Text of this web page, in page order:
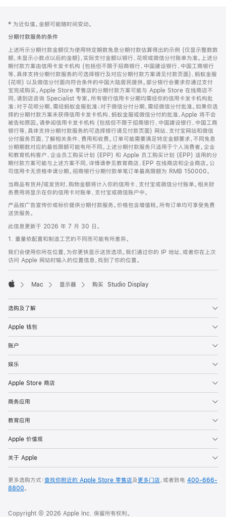
页
页
脚
注
‡ 为近似值。金额可能随时间变动。
分期付款服务的条件
上述所示分期付款金额仅为使用特定期数免息分期付款估算得出的示例 (仅显示整数数
额，未显示小数点以后的金额)，实际支付金额以银行、花呗或微信分付账单为准。上述分
期付款方案由信用卡发卡机构 (包括但不限于招商银行、中国建设银行、中国工商银行
等，具体支持分期付款服务的可选择银行及对应分期付款方案请见付款页面)、蚂蚁金服
(花呗) 以及微信分付面向符合条件的中国大陆居民提供。部分银行会要求你通过支付
宝完成购买。Apple Store 零售店的分期付款方案可能与 Apple Store 在线商店不
同，请到店咨询 Specialist 专家。所有银行信用卡分期均需经你的信用卡发卡机构批
准；对于花呗分期，需经蚂蚁金服批准；对于微信分付分期，需经微信分付批准。如果你选
择的分期付款方案未获得信用卡发卡机构、蚂蚁金服或微信分付的批准，Apple 将不会
被告知原因。请参阅信用卡发卡机构 (包括但不限于招商银行、中国建设银行、中国工商
银行等，具体支持分期付款服务的可选择银行请见付款页面) 网站、支付宝网站和微信
分付服务页面，了解相关条件、费用和收费。订单可能需要满足特定金额要求，不同免息
分期期数对应的最低限额可能有所不同。上述分期付款服务只适用于个人消费者。企业
和教育机构客户、企业员工购买计划 (EPP) 和 Apple 员工购买计划 (EPP) 适用的分
期付款方案可能与上述方案不同，详情请参见教育商店、EPP 在线商店和企业商店。公
司信用卡无资格申请分期。招商银行分期付款单笔订单最高限额为 RMB 150000。
当商品有货并/或发货时，购物金额将计入你的信用卡、支付宝或微信分付账单。相关财
务费用将显示在你的信用卡对账单、支付宝或微信账户中。
产品按广告宣传价或标价提供分期付款服务。价格包含增值税。所有订单均可享受免费
送货服务。
此信息更新于 2026 年 7 月 30 日。
1. 重量依配置和制造工艺的不同而可能有所差异。
我们会使用你所在位置，为你更快显示送货选项。我们通过你的 IP 地址，或者你在上次
访问 Apple 网站时输入的位置信息，找到了你的位置。
Mac 显示器 购买 Studio Display
选购及了解
Apple 钱包
账户
娱乐
Apple Store 商店
商务应用
教育应用
Apple 价值观
关于 Apple
更多选购方式：查找你附近的 Apple Store 零售店及更多门店，或者致电 400-666-
8800。
Copyright © 2026 Apple Inc. 保留所有权利。